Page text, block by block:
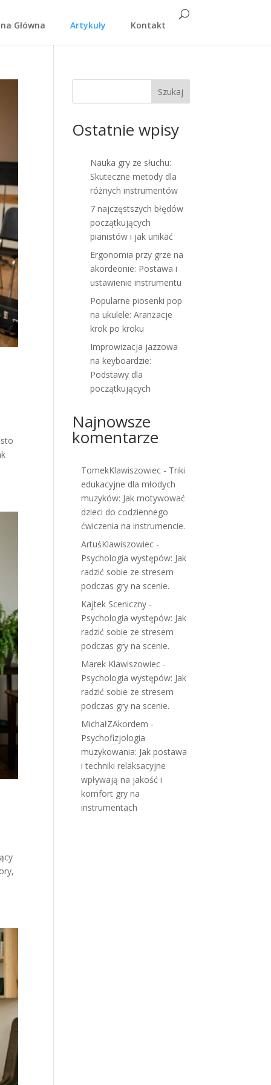
Główna Artykuły Kontakt
Szukaj
Ostatnie wpisy
Nauka gry ze słuchu:
Skuteczne metody dla
różnych instrumentów
7 najczęstszych błędów
początkujących
pianistów i jak unikać
Ergonomia przy grze na
akordeonie: Postawa i
ustawienie instrumentu
Popularne piosenki pop
na ukulele: Aranżacje
krok po kroku
Improwizacja jazzowa
na keyboardzie:
Podstawy dla
początkujących
Najnowsze
komentarze
TomekKlawiszowiec - Triki
edukacyjne dla młodych
muzyków: Jak motywować
dzieci do codziennego
ćwiczenia na instrumencie.
ArtuśKlawiszowiec -
Psychologia występów: Jak
radzić sobie ze stresem
podczas gry na scenie.
Kajtek Sceniczny -
Psychologia występów: Jak
radzić sobie ze stresem
podczas gry na scenie.
Marek Klawiszowiec -
Psychologia występów: Jak
radzić sobie ze stresem
podczas gry na scenie.
MichałZAkordem -
Psychofizjologia
muzykowania: Jak postawa
i techniki relaksacyjne
wpływają na jakość i
komfort gry na
instrumentach